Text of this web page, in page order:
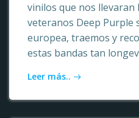
vinilos que nos llevaran
veteranos Deep Purple
europea, traemos y
estas bandas tan
Leer más..